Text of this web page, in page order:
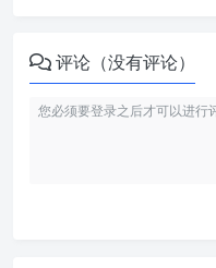
评论（没有评论）